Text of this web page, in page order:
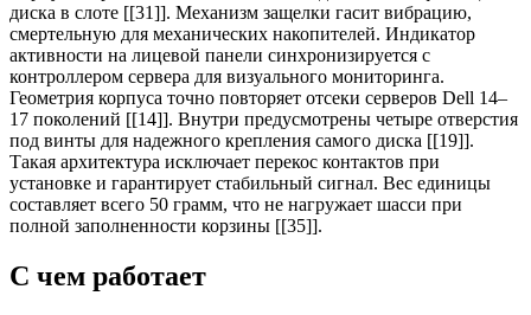
диска в слоте [[31]]. Механизм защелки гасит вибрацию,
смертельную для механических накопителей. Индикатор
активности на лицевой панели синхронизируется с
контроллером сервера для визуального мониторинга.
Геометрия корпуса точно повторяет отсеки серверов Dell 14–
17 поколений [[14]]. Внутри предусмотрены четыре отверстия
под винты для надежного крепления самого диска [[19]].
Такая архитектура исключает перекос контактов при
установке и гарантирует стабильный сигнал. Вес единицы
составляет всего 50 грамм, что не нагружает шасси при
полной заполненности корзины [[35]].
С чем работает